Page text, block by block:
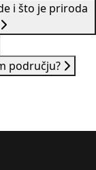
i što je priroda
području?